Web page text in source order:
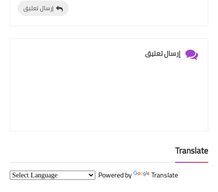
إرسال تعليق
إرسال تعليق
Translate
Powered by Translate